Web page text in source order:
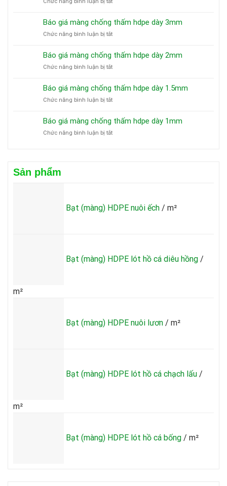
giá
màng
chống
hdpe
5mm
Báo giá màng chống thấm hdpe dày 3mm
Chức năng bình luận bị tắtở
giá
màng
chống
hdpe
3mm
Báo giá màng chống thấm hdpe dày 2mm
Chức năng bình luận bị tắtở
giá
màng
chống
hdpe
2mm
Báo giá màng chống thấm hdpe dày 1.5mm
Chức năng bình luận bị tắtở
giá
màng
chống
Báo giá màng chống thấm hdpe dày 1mm
Chức năng bình luận bị tắtở
Sản phẩm
Bạt (màng) HDPE nuôi ếch / m²
Bạt (màng) HDPE lót hồ cá diêu hồng /
m²
Bạt (màng) HDPE nuôi lươn / m²
Bạt (màng) HDPE lót hồ cá chạch lấu /
m²
Bạt (màng) HDPE lót hồ cá bống / m²